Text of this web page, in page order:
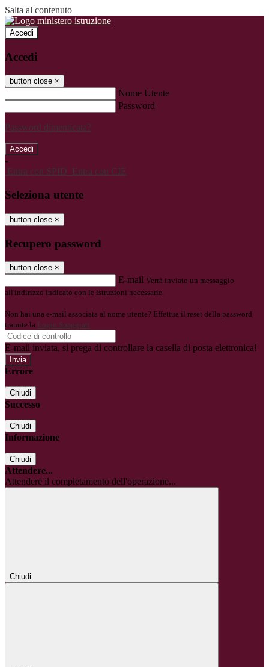
Salta al contenuto
Accedi
Accedi
button close ×
Nome Utente
Password
Password dimenticata?
-
Entra con SPID Entra con CIE
Seleziona utente
button close ×
Recupero password
button close ×
E-mail Verrà inviato un messaggio
all'indirizzo indicato con le istruzioni necessarie.
Non hai una e-mail associata al nome utente? Effettua il reset della password
tramite la Login Spaggiari
E-mail inviata, si prega di controllare la casella di posta elettronica!
Errore
Chiudi
Successo
Chiudi
Informazione
Chiudi
Attendere...
Attendere il completamento dell'operazione...
Chiudi